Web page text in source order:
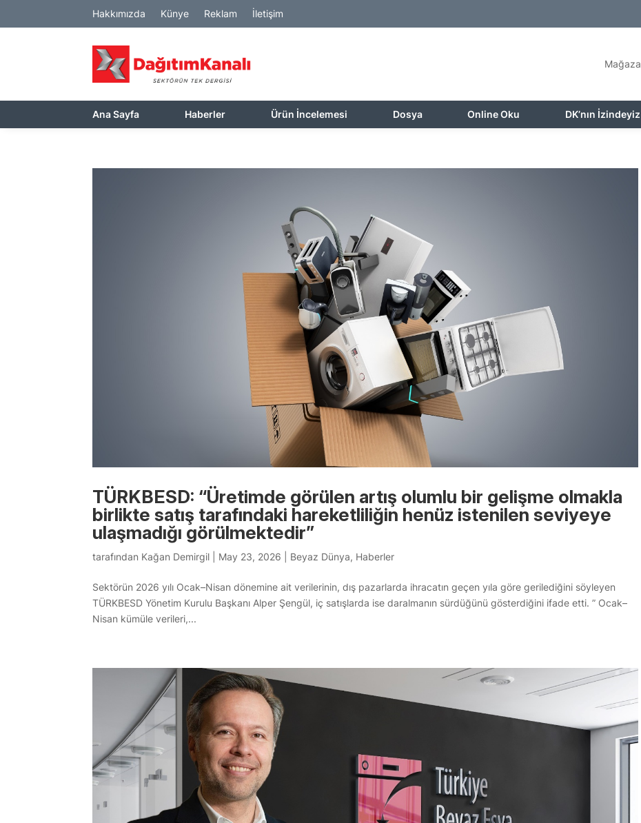
Hakkımızda Künye Reklam İletişim
Mağaza
Ana Sayfa Haberler Ürün İncelemesi Dosya Online Oku DK’nın İzindeyiz
TÜRKBESD: “Üretimde görülen artış olumlu bir gelişme olmakla
birlikte satış tarafındaki hareketliliğin henüz istenilen seviyeye
ulaşmadığı görülmektedir”
tarafından Kağan Demirgil May 23, 2026 Beyaz Dünya, Haberler
Sektörün 2026 yılı Ocak–Nisan dönemine ait verilerinin, dış pazarlarda ihracatın geçen yıla göre gerilediğini söyleyen
TÜRKBESD Yönetim Kurulu Başkanı Alper Şengül, iç satışlarda ise daralmanın sürdüğünü gösterdiğini ifade etti. ” Ocak–
Nisan kümüle verileri,...